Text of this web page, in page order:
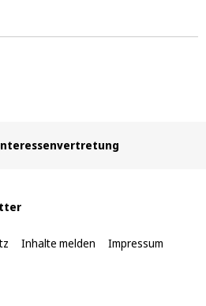
Inhalte melden Impressum